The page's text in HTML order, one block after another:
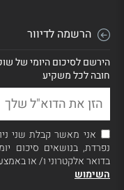
הרשמה לדיוור
הירשם לסיכום היומי של
חובה לכל משקיע
אני מאשר קבלת שני
נפרדת, בנושאים סיכום
בדואר אלקטרוני ו/ או
השימוש